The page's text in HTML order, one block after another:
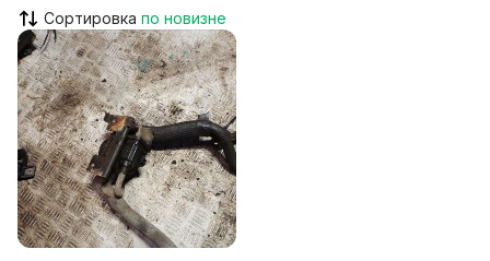
Сортировка